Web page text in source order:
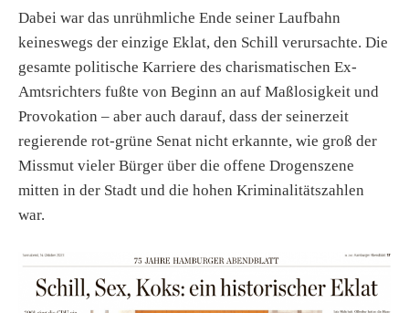
Dabei war das unrühmliche Ende seiner Laufbahn
keineswegs der einzige Eklat, den Schill verursachte. Die
gesamte politische Karriere des charismatischen Ex-
Amtsrichters fußte von Beginn an auf Maßlosigkeit und
Provokation – aber auch darauf, dass der seinerzeit
regierende rot-grüne Senat nicht erkannte, wie groß der
Missmut vieler Bürger über die offene Drogenszene
mitten in der Stadt und die hohen Kriminalitätszahlen
war.